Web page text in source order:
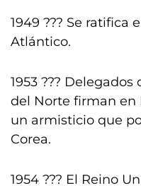
1949 ??? Se ratifica
Atlántico.
1953 ???
del Norte firman en
un armisticio que
Corea.
1954 ??? El Reino